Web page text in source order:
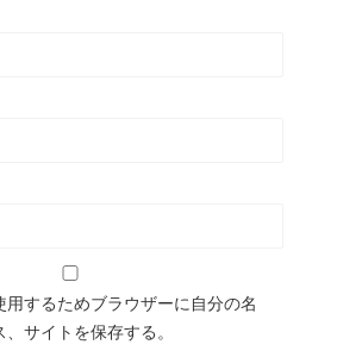
用するためブラウザーに自分の名
サイトを保存する。